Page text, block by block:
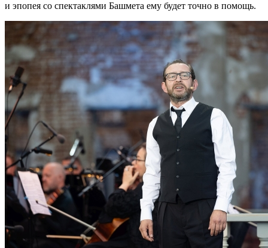
и эпопея со спектаклями Башмета ему будет точно в помощь.